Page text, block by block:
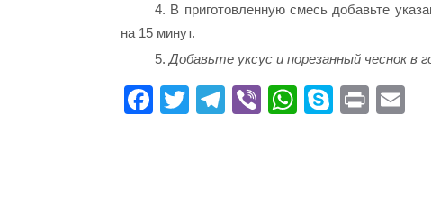
4. В приготовленную смесь добавьте
на 15 минут.
5. Добавьте уксус и порезанный чеснок
Fa T
Te Vi
W
S
Pr